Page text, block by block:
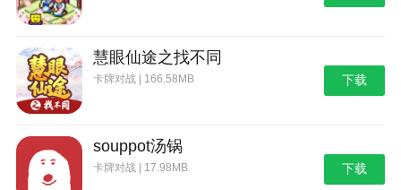
慧眼仙途之找不同
卡牌对战 | 166.58MB 下载
souppot汤锅
卡牌对战 | 17.98MB 下载